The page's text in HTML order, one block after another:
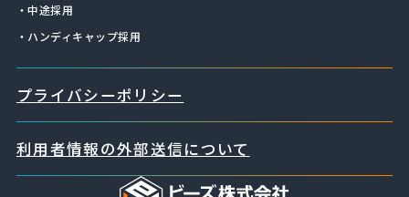
・中途採用
・ハンディキャップ採用
プライバシーポリシー
利用者情報の外部送信について